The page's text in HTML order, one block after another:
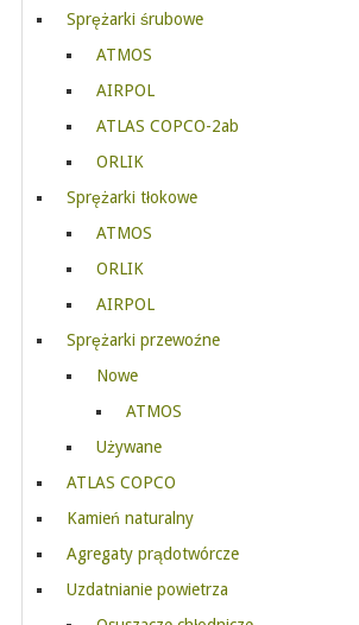
Sprężarki śrubowe
ATMOS
AIRPOL
ATLAS COPCO-2ab
ORLIK
Sprężarki tłokowe
ATMOS
ORLIK
AIRPOL
Sprężarki przewoźne
Nowe
ATMOS
Używane
ATLAS COPCO
Kamień naturalny
Agregaty prądotwórcze
Uzdatnianie powietrza